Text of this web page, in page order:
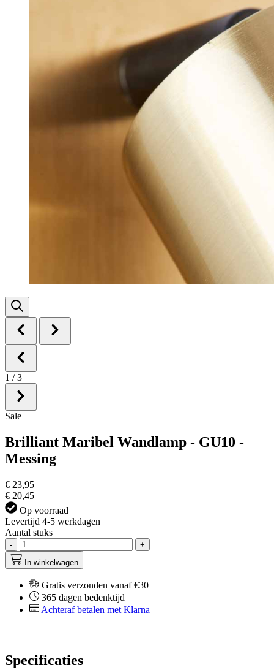
1 / 3
Sale
Brilliant Maribel Wandlamp - GU10 -
Messing
€ 23,95
€ 20,45
Op voorraad
Levertijd 4-5 werkdagen
Aantal stuks
-
+
In winkelwagen
Gratis verzonden vanaf €30
365 dagen bedenktijd
Achteraf betalen met Klarna
Specificaties